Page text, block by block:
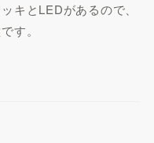
キとLEDがあるので、
す。